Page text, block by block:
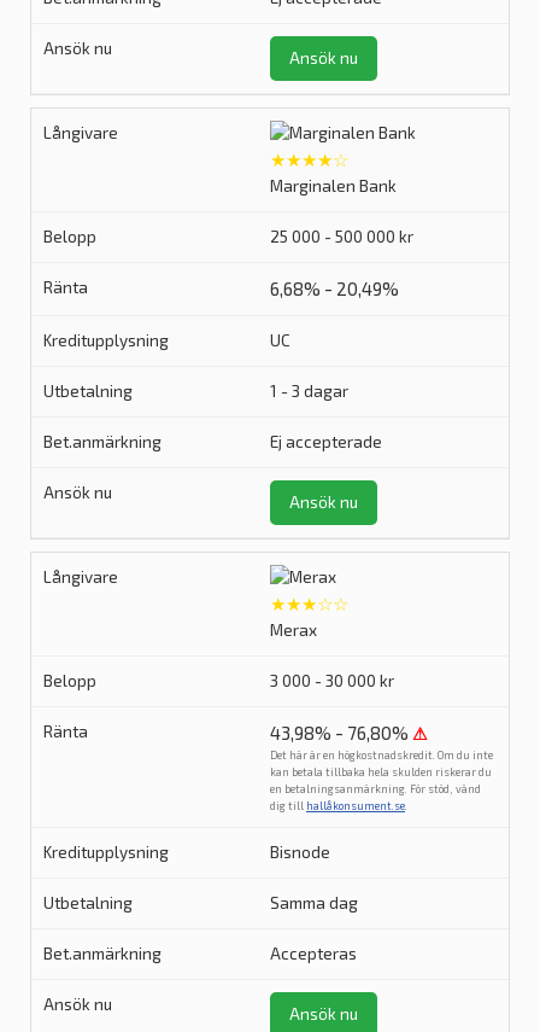
Ansök nu
★★★★☆
Marginalen Bank
25 000 - 500 000 kr
6,68% - 20,49%
UC
1 - 3 dagar
Ej accepterade
Ansök nu
★★★☆☆
Merax
3 000 - 30 000 kr
43,98% - 76,80% ⚠
Det här är en högkostnadskredit. Om du inte
kan betala tillbaka hela skulden riskerar du
en betalningsanmärkning. För stöd, vänd
dig till hallåkonsument.se
Bisnode
Samma dag
Accepteras
Ansök nu